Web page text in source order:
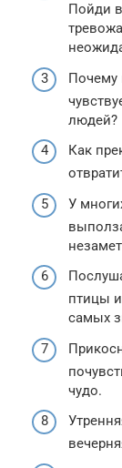
Пойди
Почему
людей?
Как
У
птицы
самых
чудо.